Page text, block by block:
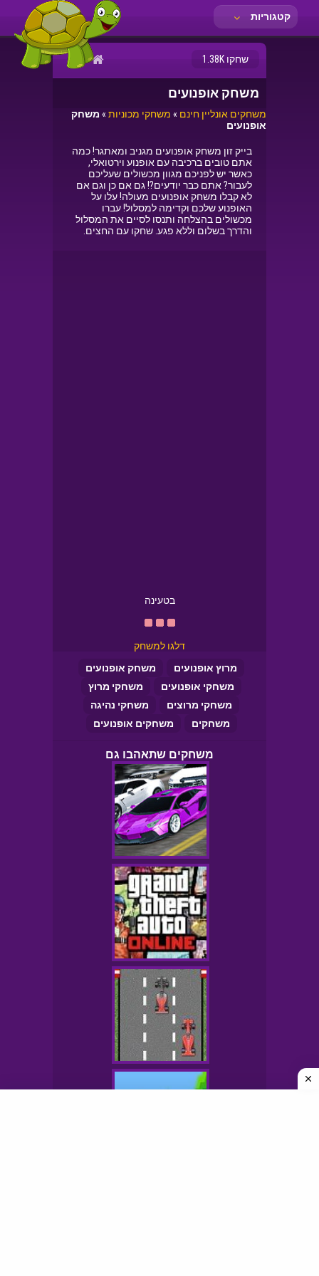
קטגוריות
שחקו 1.38K
משחק אופנועים
משחקים אונליין חינם » משחקי מכוניות » משחק
אופנועים
בייק זון משחק אופנועים מגניב ומאתגר! כמה
אתם טובים ברכיבה עם אופנוע וירטואלי,
כאשר יש לפניכם מגוון מכשולים שעליכם
לעבור? אתם כבר יודעים?! גם אם כן וגם אם
לא קבלו משחק אופנועים מעולה! עלו על
האופנוע שלכם וקדימה למסלול! עברו
מכשולים בהצלחה ותנסו לסיים את המסלול
והדרך בשלום וללא פגע. שחקו עם החצים.
בטעינה
דלגו למשחק
מרוץ אופנועים
משחק אופנועים
משחקי אופנועים
משחקי מרוץ
משחקי מרוצים
משחקי נהיגה
משחקים
משחקים אופנועים
משחקים שתאהבו גם